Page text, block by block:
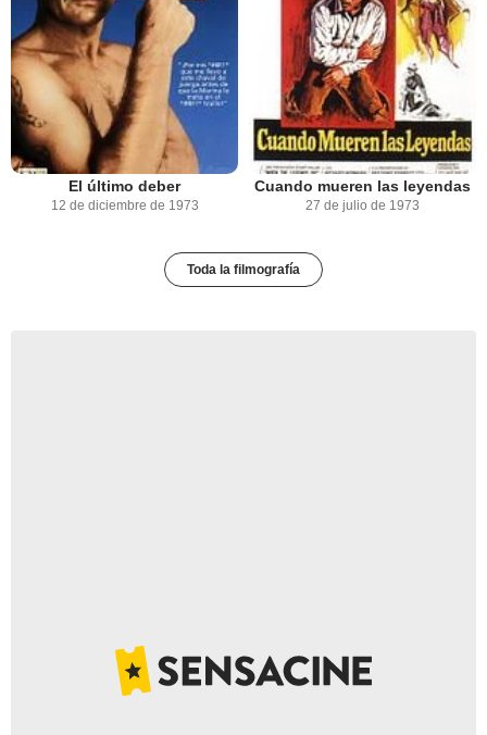
El último deber
12 de diciembre de 1973
Cuando mueren las leyendas
27 de julio de 1973
Toda la filmografía